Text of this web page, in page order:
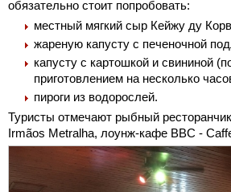
обязательно стоит попробовать:
местный мягкий сыр Кейжу ду
жареную капусту с печеночной
капусту с картошкой и свининой
приготовлением на несколько
пироги из водорослей.
Туристы отмечают рыбный
Irmãos Metralha, лоунж-кафе BBC -